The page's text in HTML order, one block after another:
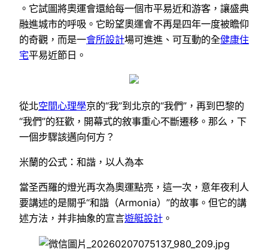
。它試圖將奧運會還給每一個市平易近和游客，讓盛典
融進城市的呼吸。它盼望奧運會不再是四年一度被瞻仰
的奇觀，而是一會所設計場可進進、可互動的全健康住
宅平易近節日。
從北空間心理學京的“我”到北京的“我們”，再到巴黎的
“我們”的狂歡，開幕式的敘事重心不斷遷移。那么，下
一個步驟該邁向何方？
米蘭的公式：和諧，以人為本
當圣西羅的燈光再次為奧運點亮，這一次，意年夜利人
要講述的是關乎“和諧（Armonia）”的故事。但它的講
述方法，并非抽象的宣言遊艇設計 。